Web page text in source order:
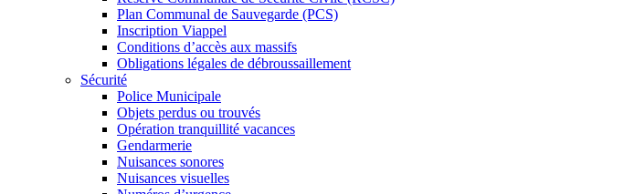
Plan Communal de Sauvegarde (PCS)
Inscription Viappel
Conditions d’accès aux massifs
Obligations légales de débroussaillement
Sécurité
Police Municipale
Objets perdus ou trouvés
Opération tranquillité vacances
Gendarmerie
Nuisances sonores
Nuisances visuelles